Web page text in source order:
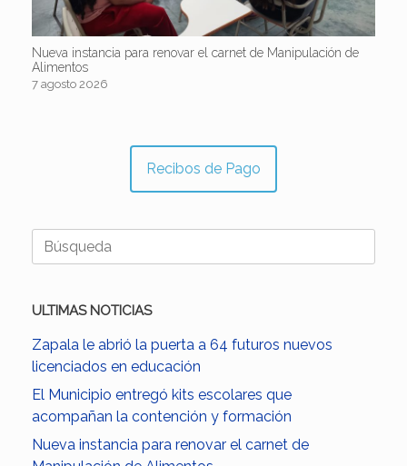
Nueva instancia para renovar el carnet de Manipulación de
Alimentos
7 agosto 2026
Recibos de Pago
Buscar:
ULTIMAS NOTICIAS
Zapala le abrió la puerta a 64 futuros nuevos
licenciados en educación
El Municipio entregó kits escolares que
acompañan la contención y formación
Nueva instancia para renovar el carnet de